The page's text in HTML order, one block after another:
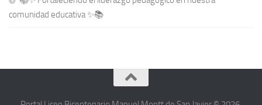
comunidad educativa ✨📚